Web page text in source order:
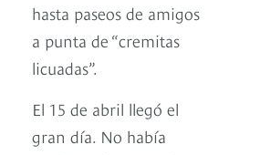
hasta paseos de amigos
a punta de “cremitas
licuadas”.
El 15 de abril llegó el
gran día. No había